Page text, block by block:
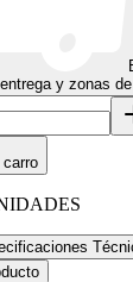
entrega y zonas
carro